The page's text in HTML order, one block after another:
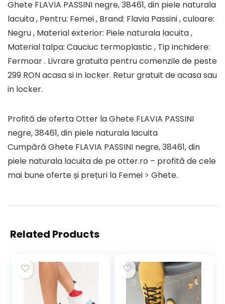
Ghete FLAVIA PASSINI negre, 38461, din piele naturala
lacuita , Pentru: Femei , Brand: Flavia Passini , culoare:
Negru , Material exterior: Piele naturala lacuita ,
Material talpa: Cauciuc termoplastic , Tip inchidere:
Fermoar . Livrare gratuita pentru comenzile de peste
299 RON acasa si in locker. Retur gratuit de acasa sau
in locker.
Profită de oferta Otter la Ghete FLAVIA PASSINI
negre, 38461, din piele naturala lacuita
Cumpără Ghete FLAVIA PASSINI negre, 38461, din
piele naturala lacuita de pe otter.ro – profită de cele
mai bune oferte și prețuri la Femei > Ghete.
Related Products